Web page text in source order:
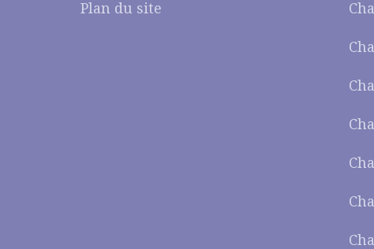
Plan du site